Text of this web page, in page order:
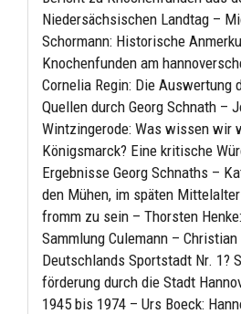
Niedersächsischen Landtag –
Schormann: Historische
Knochenfunden am
Cornelia Regin: Die
Quellen durch Georg Schnath –
Wintzingerode: Was wissen wir
Königsmarck? Eine kritische
Ergebnisse Georg Schnaths –
den Mühen, im späten
fromm zu sein – Thorsten
Sammlung Culemann – Christian
Deutschlands Sportstadt Nr. 1?
förderung durch die Stadt
1945 bis 1974 – Urs Boeck: